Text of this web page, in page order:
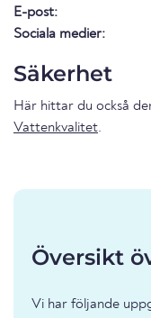
E-post:
Sociala medier:
Säkerhet
Här hittar du också
Vattenkvalitet.
Översikt
Vi har följande